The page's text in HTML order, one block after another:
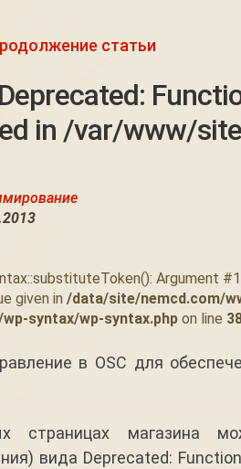
статьи
in /var/www/
Argument
given in /data/site/nemcd.com/
syntax/wp-syntax.phpon line
в OSC для
страницах магазина
вида Deprecated: